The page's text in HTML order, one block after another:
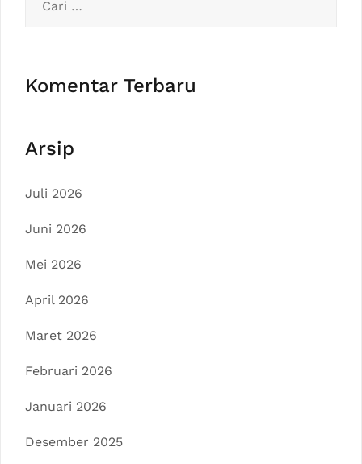
untuk:
Komentar Terbaru
Arsip
Juli 2026
Juni 2026
Mei 2026
April 2026
Maret 2026
Februari 2026
Januari 2026
Desember 2025